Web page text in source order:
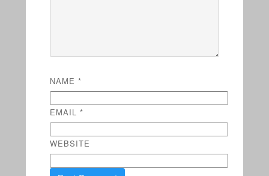
NAME *
EMAIL *
WEBSITE